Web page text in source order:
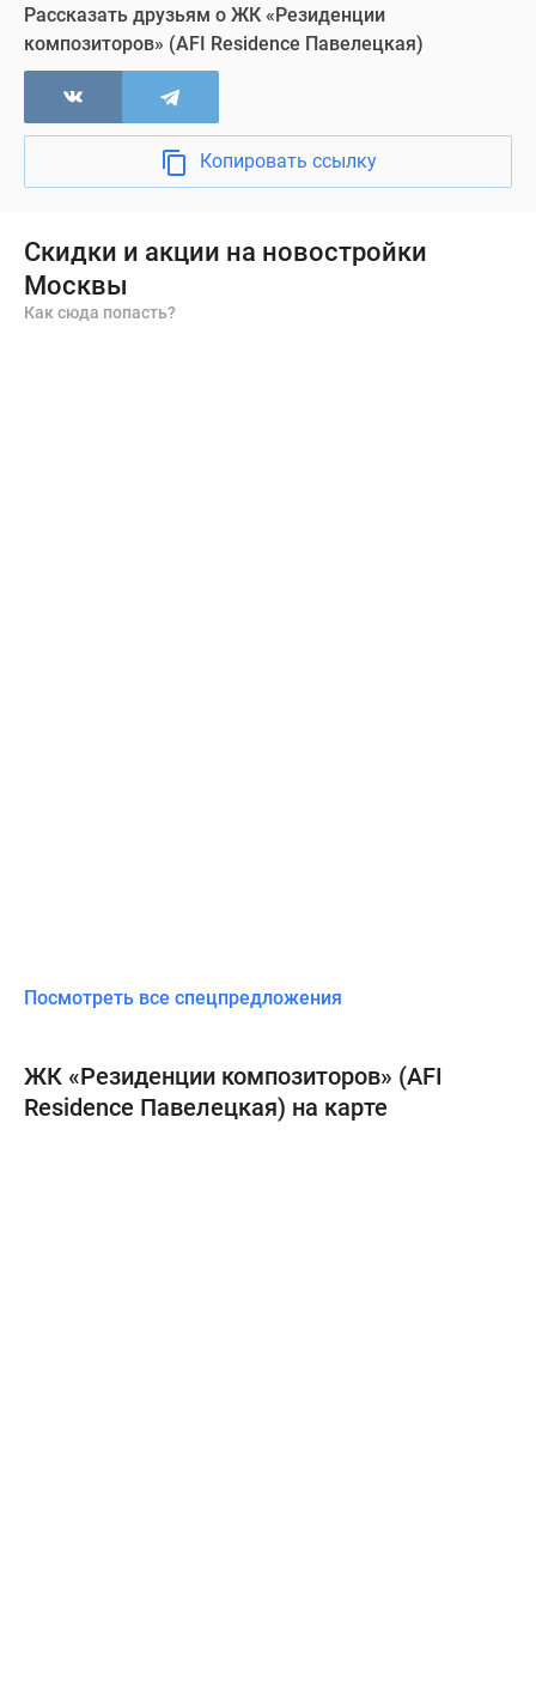
Визуализация
Рассказать друзьям о ЖК «Резиденции
композиторов» (AFI Residence Павелецкая)
Копировать ссылку
Скидки и акции на новостройки
Москвы
Как сюда попасть?
Посмотреть все спецпредложения
ЖК «Резиденции композиторов» (AFI
Residence Павелецкая) на карте